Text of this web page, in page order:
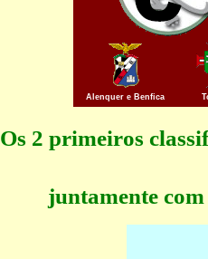
Alenquer e Benfica
Os 2 primeiros
juntamente